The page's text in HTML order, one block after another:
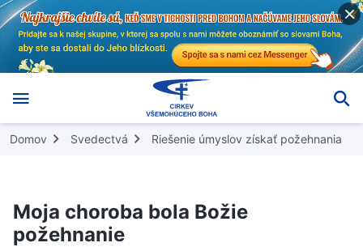
Domov Svedectvá Riešenie úmyslov získať požehnania
Moja choroba bola Božie
požehnanie